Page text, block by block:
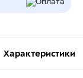
Характеристики